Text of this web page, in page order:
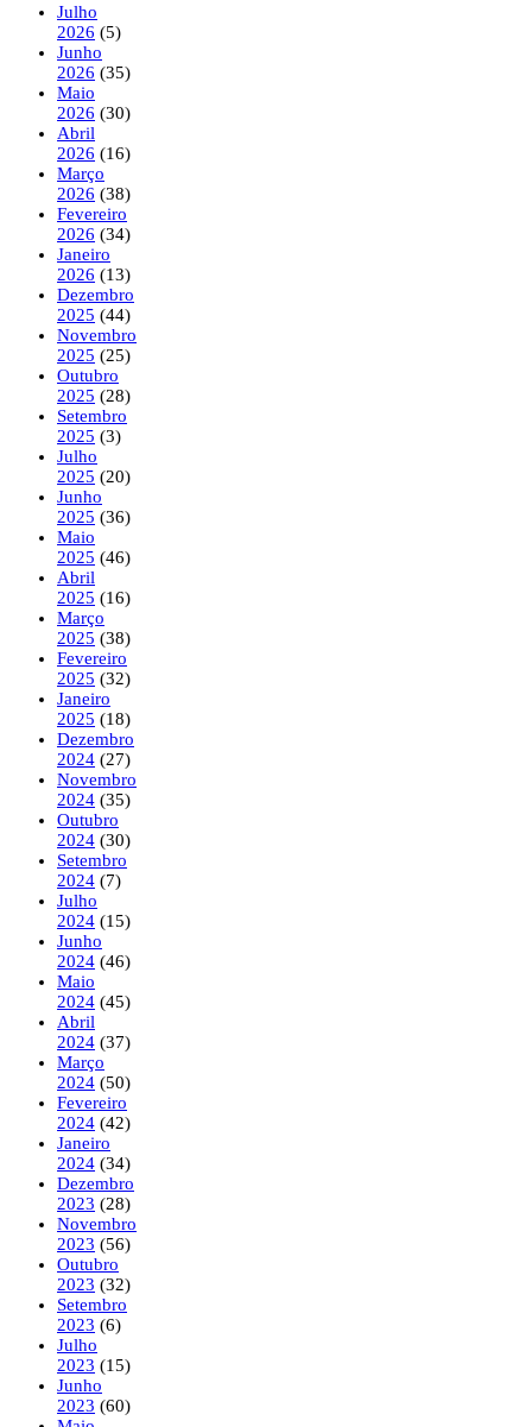
Julho
2026 (5)
Junho
2026 (35)
Maio
2026 (30)
Abril
2026 (16)
Março
2026 (38)
Fevereiro
2026 (34)
Janeiro
2026 (13)
Dezembro
2025 (44)
Novembro
2025 (25)
Outubro
2025 (28)
Setembro
2025 (3)
Julho
2025 (20)
Junho
2025 (36)
Maio
2025 (46)
Abril
2025 (16)
Março
2025 (38)
Fevereiro
2025 (32)
Janeiro
2025 (18)
Dezembro
2024 (27)
Novembro
2024 (35)
Outubro
2024 (30)
Setembro
2024 (7)
Julho
2024 (15)
Junho
2024 (46)
Maio
2024 (45)
Abril
2024 (37)
Março
2024 (50)
Fevereiro
2024 (42)
Janeiro
2024 (34)
Dezembro
2023 (28)
Novembro
2023 (56)
Outubro
2023 (32)
Setembro
2023 (6)
Julho
2023 (15)
Junho
2023 (60)